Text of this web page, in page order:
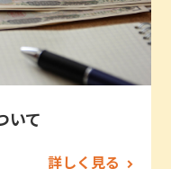
いて
詳しく見る